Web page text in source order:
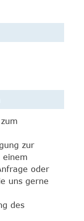
zur
einem
oder
uns gerne
des